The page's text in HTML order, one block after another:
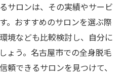
サロンは、その実績やサービ
。おすすめのサロンを選ぶ際
境なども比較検討し、自分に
ょう。名古屋市での全身脱毛
頼できるサロンを見つけて、